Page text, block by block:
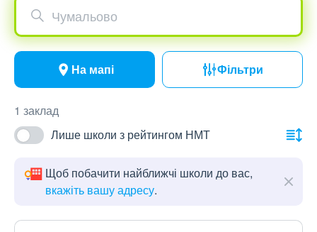
Чумальово
На мапі Фільтри
1 заклад
Лише школи з рейтингом НМТ
Щоб побачити найближчі школи до вас,
вкажіть вашу адресу.